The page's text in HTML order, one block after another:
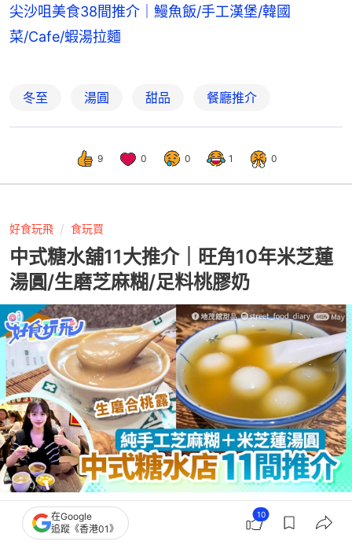
尖沙咀美食38間推介｜鰻魚飯/手工漢堡/韓國
菜/Cafe/蝦湯拉麵
冬至 湯圓 甜品 餐廳推介
9 0 0 1 0
好食玩飛 食玩買
中式糖水舖11大推介｜旺角10年米芝蓮
湯圓/生磨芝麻糊/足料桃膠奶
撰文：張如瀟
出版：2026-07-14 14:11
在Google
追蹤《香港01》
10